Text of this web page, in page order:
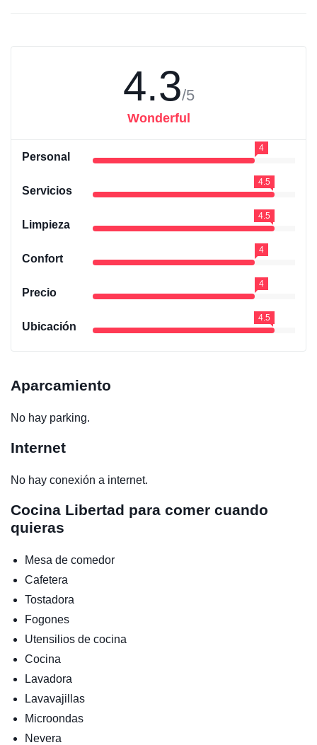
4.3/5
Wonderful
Personal
4
Servicios
4.5
Limpieza
4.5
Confort
4
Precio
4
Ubicación
4.5
Aparcamiento
No hay parking.
Internet
No hay conexión a internet.
Cocina Libertad para comer cuando
quieras
Mesa de comedor
Cafetera
Tostadora
Fogones
Utensilios de cocina
Cocina
Lavadora
Lavavajillas
Microondas
Nevera